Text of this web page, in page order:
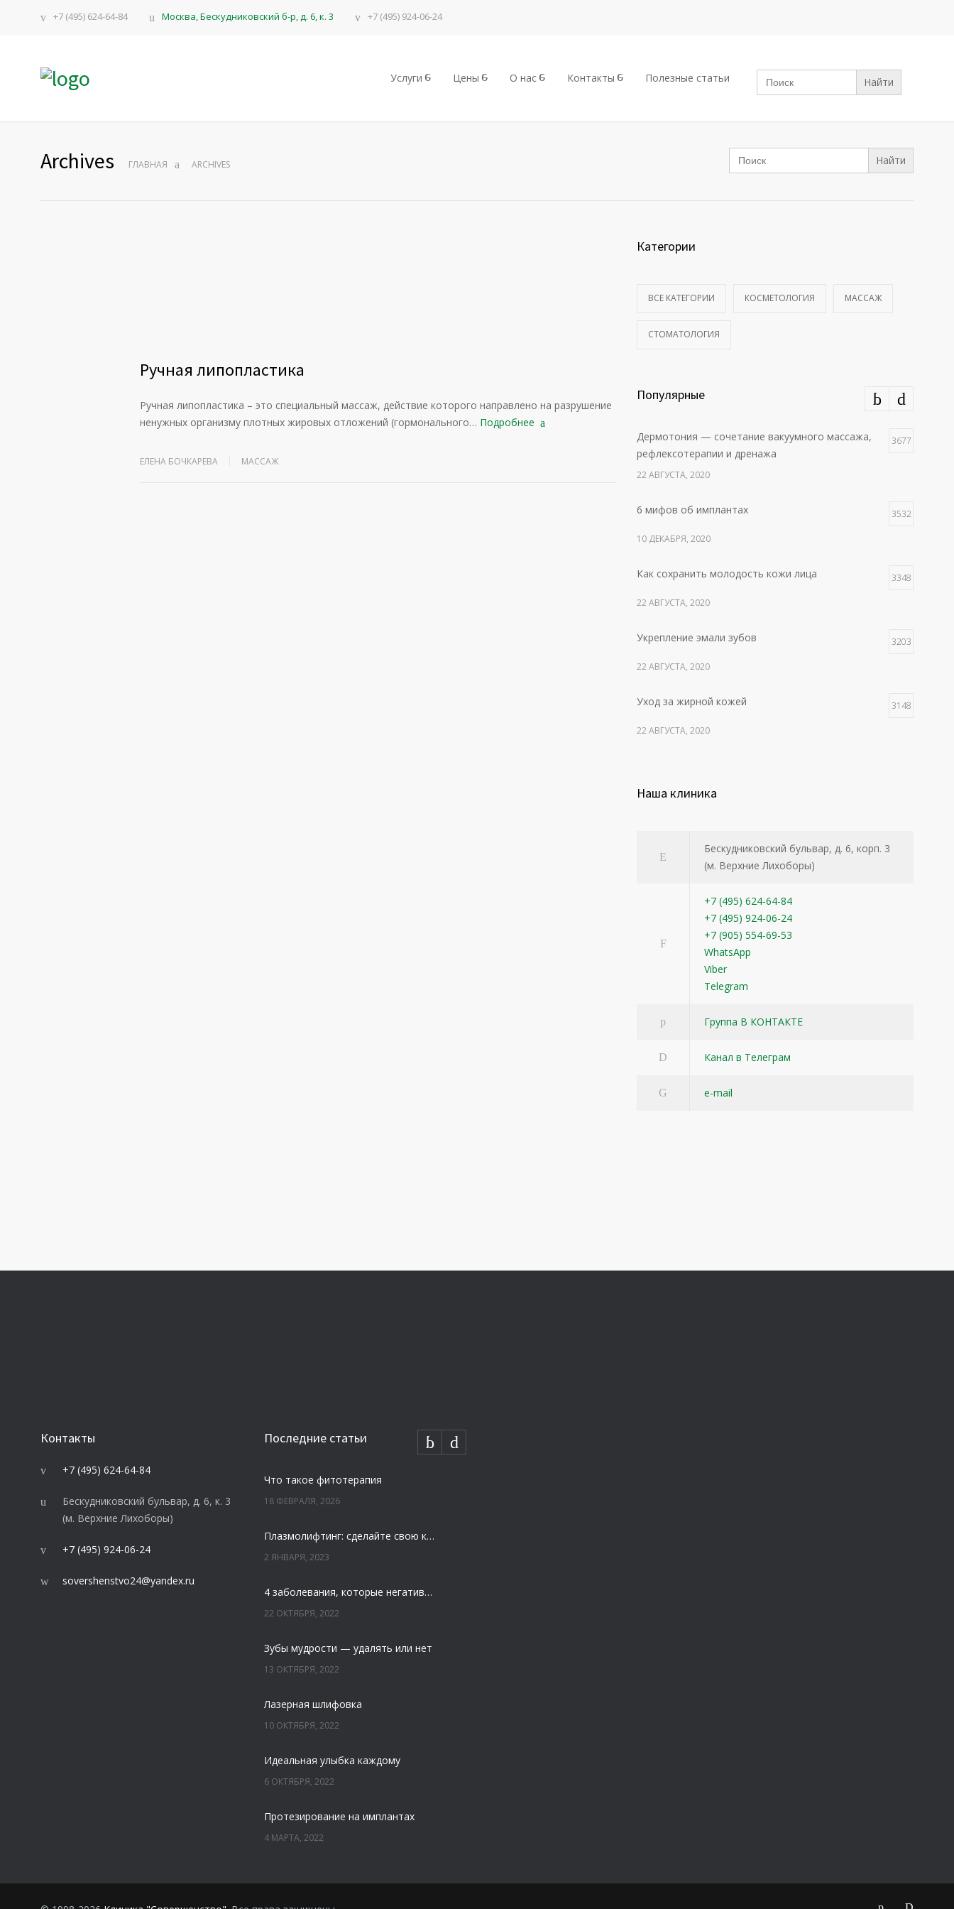
+7 (495) 624-64-84 Москва, Бескудниковский б-р, д. 6, к. 3 +7 (495) 924-06-24
Услуги Цены О нас Контакты Полезные статьи Search
for:
Archives ГЛАВНАЯ ARCHIVES
Search
for:
Ручная липопластика
Ручная липопластика – это специальный массаж, действие которого направлено на разрушение
ненужных организму плотных жировых отложений (гормонального… Подробнее
ЕЛЕНА БОЧКАРЕВА МАССАЖ
Категории
ВСЕ КАТЕГОРИИ КОСМЕТОЛОГИЯ МАССАЖ
СТОМАТОЛОГИЯ
Популярные
Дермотония — сочетание вакуумного массажа,
рефлексотерапии и дренажа
3677
22 АВГУСТА, 2020
6 мифов об имплантах 3532
10 ДЕКАБРЯ, 2020
Как сохранить молодость кожи лица 3348
22 АВГУСТА, 2020
Укрепление эмали зубов 3203
22 АВГУСТА, 2020
Уход за жирной кожей 3148
22 АВГУСТА, 2020
Наша клиника
Бескудниковский бульвар, д. 6, корп. 3
(м. Верхние Лихоборы)
+7 (495) 624-64-84
+7 (495) 924-06-24
+7 (905) 554-69-53
WhatsApp
Viber
Telegram
Группа В КОНТАКТЕ
Канал в Телеграм
e-mail
Контакты
+7 (495) 624-64-84
Бескудниковский бульвар, д. 6, к. 3
(м. Верхние Лихоборы)
+7 (495) 924-06-24
sovershenstvo24@yandex.ru
Последние статьи
Что такое фитотерапия
18 ФЕВРАЛЯ, 2026
Плазмолифтинг: сделайте свою кожу моложе и свежей
2 ЯНВАРЯ, 2023
4 заболевания, которые негативно влияют на зубы
22 ОКТЯБРЯ, 2022
Зубы мудрости — удалять или нет
13 ОКТЯБРЯ, 2022
Лазерная шлифовка
10 ОКТЯБРЯ, 2022
Идеальная улыбка каждому
6 ОКТЯБРЯ, 2022
Протезирование на имплантах
4 МАРТА, 2022